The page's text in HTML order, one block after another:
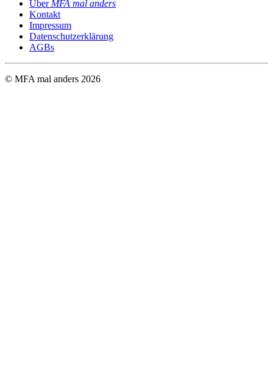
Über MFA mal anders
Kontakt
Impressum
Datenschutzerklärung
AGBs
© MFA mal anders 2026